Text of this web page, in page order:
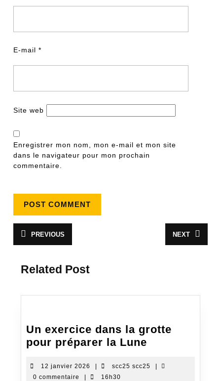
E-mail *
Site web
Enregistrer mon nom, mon e-mail et mon site
dans le navigateur pour mon prochain
commentaire.
Navigation
de
PREVIOUS
précédent
NEXT
suivant
Related Post
Un exercice dans la grotte
pour préparer la Lune
dans
12 janvier 2026
12
janvier
| scc25 scc25
scc25
|
0 commentaire
| 16h30